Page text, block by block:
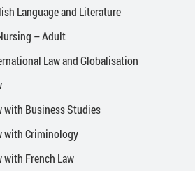
Language and Literature
– Adult
Law and Globalisation
with Business Studies
with Criminology
with French Law